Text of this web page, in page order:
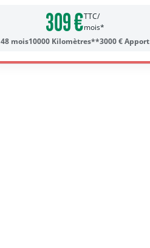
309 €TTC/
mois*
48 mois10000 Kilomètres**3000 € Apport